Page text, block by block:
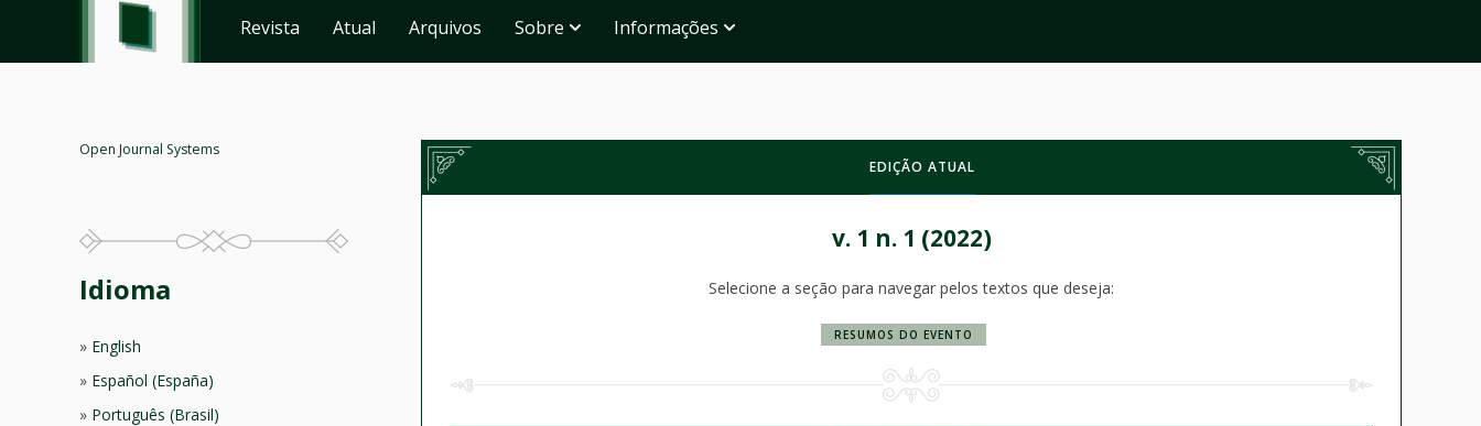
Revista Atual Arquivos Sobre Informações
EDIÇÃO ATUAL
v. 1 n. 1 (2022)
Selecione a seção para navegar pelos textos que deseja:
RESUMOS DO EVENTO
Open Journal Systems
Idioma
English
Español (España)
Português (Brasil)